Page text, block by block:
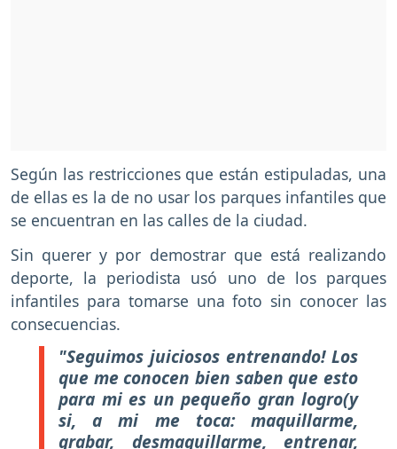
Según las restricciones que están estipuladas, una
de ellas es la de no usar los parques infantiles que
se encuentran en las calles de la ciudad.
Sin querer y por demostrar que está realizando
deporte, la periodista usó uno de los parques
infantiles para tomarse una foto sin conocer las
consecuencias.
"Seguimos juiciosos entrenando! Los
que me conocen bien saben que esto
para mi es un pequeño gran logro(y
si, a mi me toca: maquillarme,
grabar, desmaquillarme, entrenar,